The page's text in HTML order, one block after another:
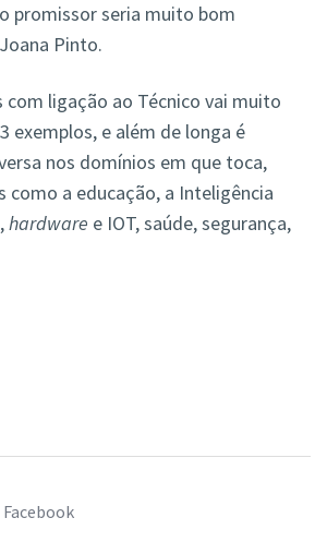
promissor seria muito bom
Pinto.
ligação ao Técnico vai muito
exemplos, e além de longa é
nos domínios em que toca,
como a educação, a Inteligência
hardware e IOT, saúde, segurança,